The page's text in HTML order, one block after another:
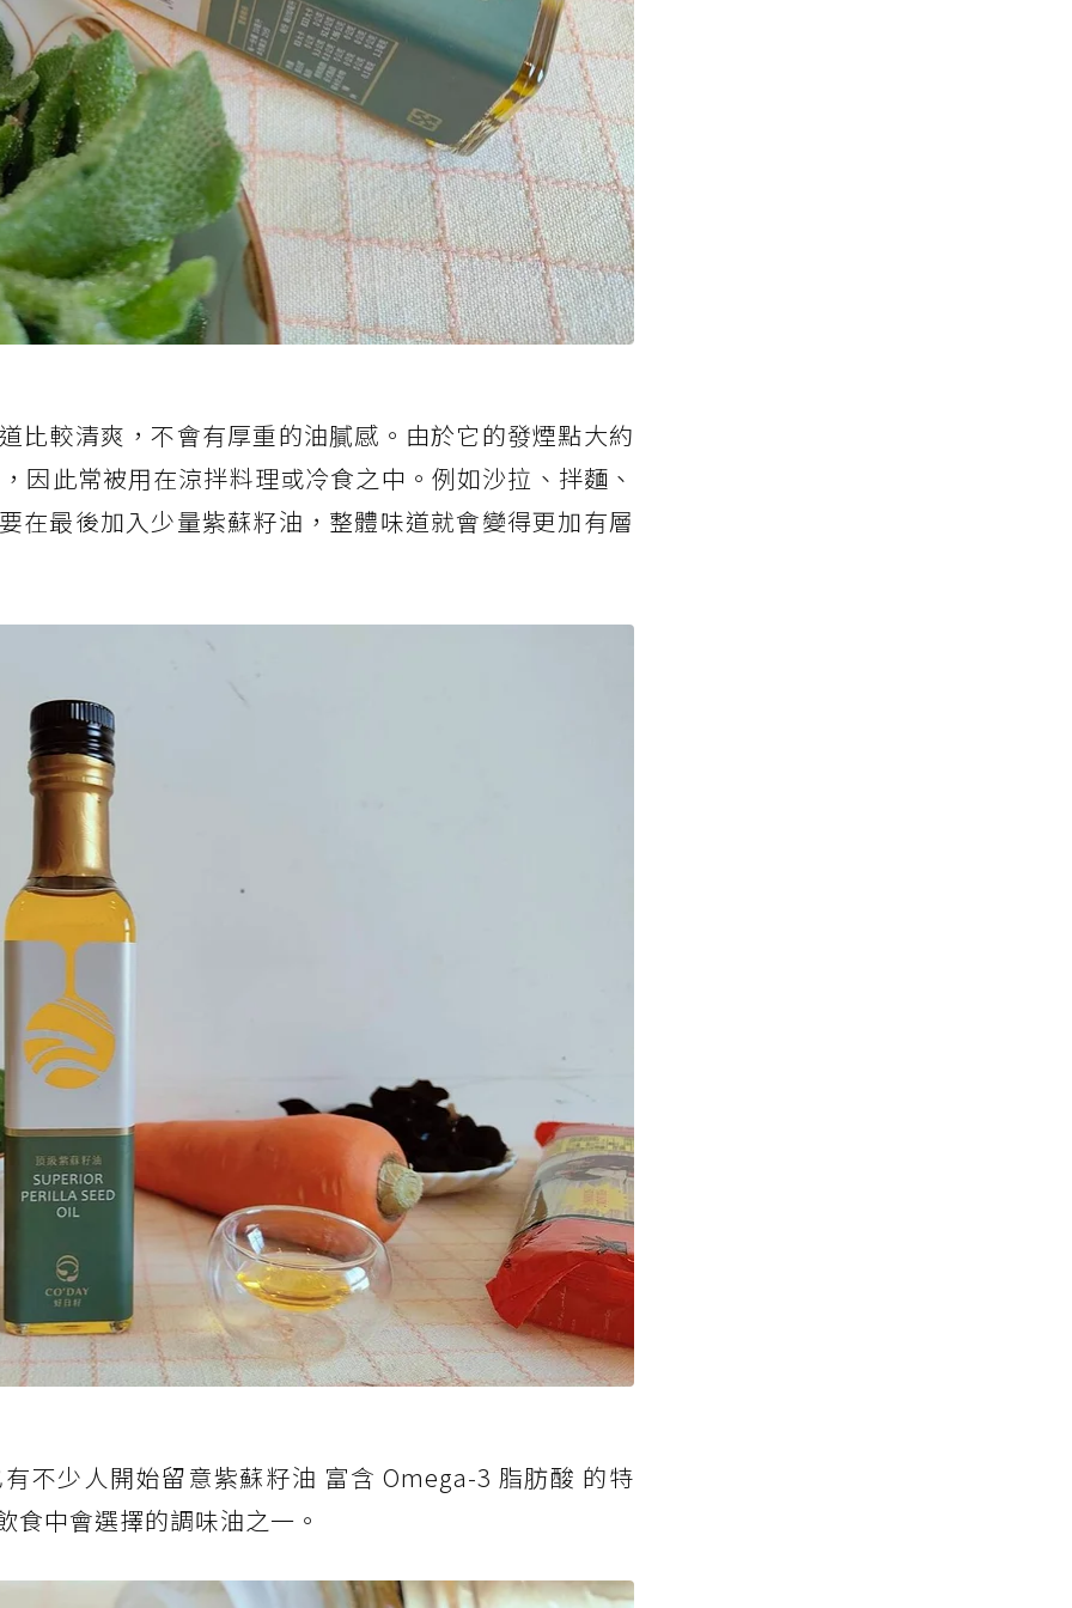
比較清爽，不會有厚重的油膩感。由於它的發煙點大約
因此常被用在涼拌料理或冷食之中。例如沙拉、拌麵、
在最後加入少量紫蘇籽油，整體味道就會變得更加有層
不少人開始留意紫蘇籽油 富含 Omega-3 脂肪酸 的特
食中會選擇的調味油之一。